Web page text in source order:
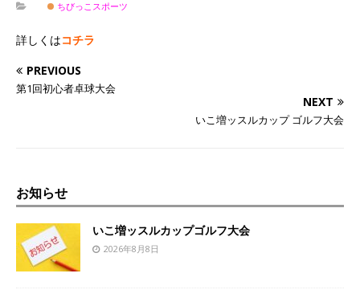
ちびっこスポーツ
詳しくはコチラ
PREVIOUS
第1回初心者卓球大会
NEXT
いこ増ッスルカップ ゴルフ大会
お知らせ
いこ増ッスルカップゴルフ大会
2026年8月8日